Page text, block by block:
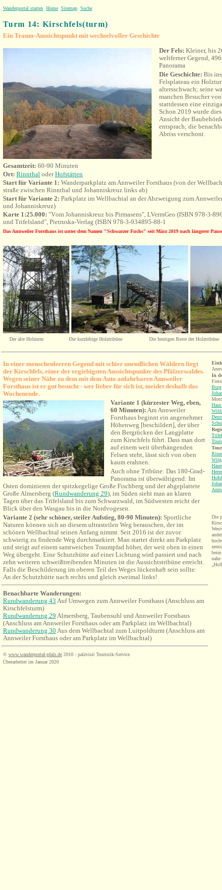
Wanderportal starten Home Sitemap Suche
Turm 14: Kirschfels(turm)
Ein Traum-Aussichtspunkt mit wechselvoller Geschichte
Der Fels: Kleiner, bis
weltferner Gegend,
Panorama
Die Geschichte: Bis
Felsplateau ein
altersschwach; seine
manchen Besucher
stattdessen eine
Schon 2019 wurde
Ansicht der
entsprach; die
Abriss verschont.
Gesamtzeit: 60-90 Minuten
Ort: Rinnthal oderHofstätten
Start für Variante 1: Wanderparkplatz am Annweiler Forsthaus (von der
straße zwischen Rinnthal und Johanniskreuz links ab)
Start für Variante 2: Parkplatz im Wellbachtal an der Abzweigung zum
und Johanniskreuz)
Karte 1:25.000: "Vom Johanniskreuz bis Pirmasens", LVermGeo (ISBN 978-3-
und Trifelsland", Pietruska-Verlag (ISBN 978-3-934895-88-1
Das Annweiler Forsthaus ist unter dem Namen "Schwarzer Fuchs" seit März 2019 nach längerer
Der alte Holzurm Die kurzlebige Holztribüne Die heutigen Reste der Holztribüne
In einer menschenleeren Gegend mit schier unendlichen Wäldern liegt
der Kirschfels, einer der ergiebigsten Aussichtspunkte des Pfälzerwaldes.
Wegen seiner Nähe zu dem mit dem Auto anfahrbaren Annweiler
Forsthaus ist er gut besucht - wer lieber für sich ist, meidet deshalb das
Wochenende.
Variante 1 (kürzester Weg, eben,
60 Minuten): Am Annweiler
Forsthaus beginnt ein angenehmer
Höhenweg [beschildert], der über
den Bergrücken der Langplatte
zum Kirschfels führt. Dass man dort
auf einem weit überhängenden
Felsen steht, lässt sich von oben
kaum erahnen.
Auch ohne Tribüne: Das 180-Grad-
Panorama ist überwältigend: Im
Osten dominieren der spitzkegelige Große Fischberg und der abgeplattete
Große Almersberg (Rundwanderung 29), im Süden sieht man an klaren
Tagen über das Trifelsland bis zum Schwarzwald, im Südwesten reicht der
Blick über den Wasgau bis in die Nordvogesen.
Variante 2 (sehr schöner, steiler Aufstieg, 80-90 Minuten): Sportliche
Naturen können sich an diesem ultrasteilen Weg berauschen, der im
schönen Wellbachtal seinen Anfang nimmt. Seit 2016 ist der zuvor
schwierig zu findende Weg durchmarkiert. Man startet direkt am Parkplatz
und steigt auf einem samtweichen Traumpfad höher, der weit oben in einen
Weg übergeht. Eine Schutzhütte auf einer Lichtung wird passiert und nach
zehn weiteren schweißtreibenden Minuten ist die Aussichtstribüne erreicht.
Falls die Beschilderung im oberen Teil des Weges lückenhaft sein sollte:
An der Schutzhütte nach rechts und gleich zweimal links!
Benachbarte Wanderungen:
Rundwanderung 43 Auf Umwegen zum Annweiler Forsthaus (Anschluss am
Kirschfelsturm)
Rundwanderung 29 Almersberg, Taubensuhl und Annweiler Forsthaus
(Anschluss am AnnweilerForsthaus oder am Parkplatz im Wellbachtal)
Rundwanderung 30 Aus dem Wellbachtal zum Luitpoldturm (Anschluss am
Annweiler Forsthaus oder am Parkplatz im Wellbachtal)
© www.wanderportal-pfalz.de 2010 - palzvisit Touristik-Service
Überarbeitet im Januar 2020
In
Die